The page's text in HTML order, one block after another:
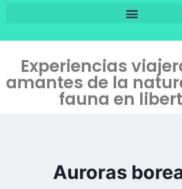
Experiencias
amantes de la
fauna en
Auroras